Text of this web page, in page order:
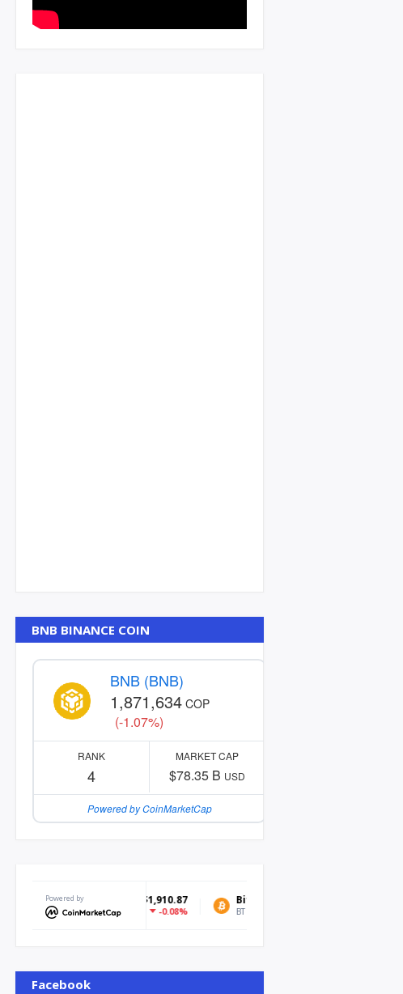
BNB BINANCE COIN
BNB (BNB)
1,871,634 COP
(-1.07%)
RANK
4
MARKET CAP
$78.35 B USD
Powered by CoinMarketCap
Powered by Bitcoin
BTC
Facebook